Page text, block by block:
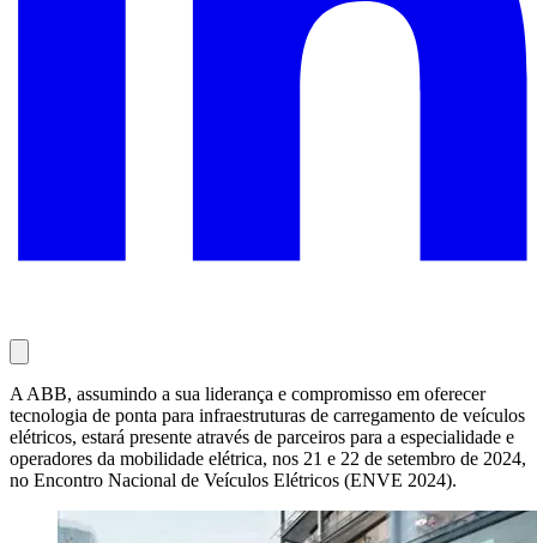
A ABB, assumindo a sua liderança e compromisso em oferecer
tecnologia de ponta para infraestruturas de carregamento de veículos
elétricos, estará presente através de parceiros para a especialidade e
operadores da mobilidade elétrica, nos 21 e 22 de setembro de 2024,
no Encontro Nacional de Veículos Elétricos (ENVE 2024).